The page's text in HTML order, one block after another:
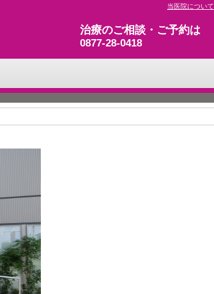
当医院について
治療のご相談・ご予約は
0877-28-0418